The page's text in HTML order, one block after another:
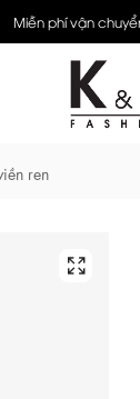
Miễn phí vận
ren